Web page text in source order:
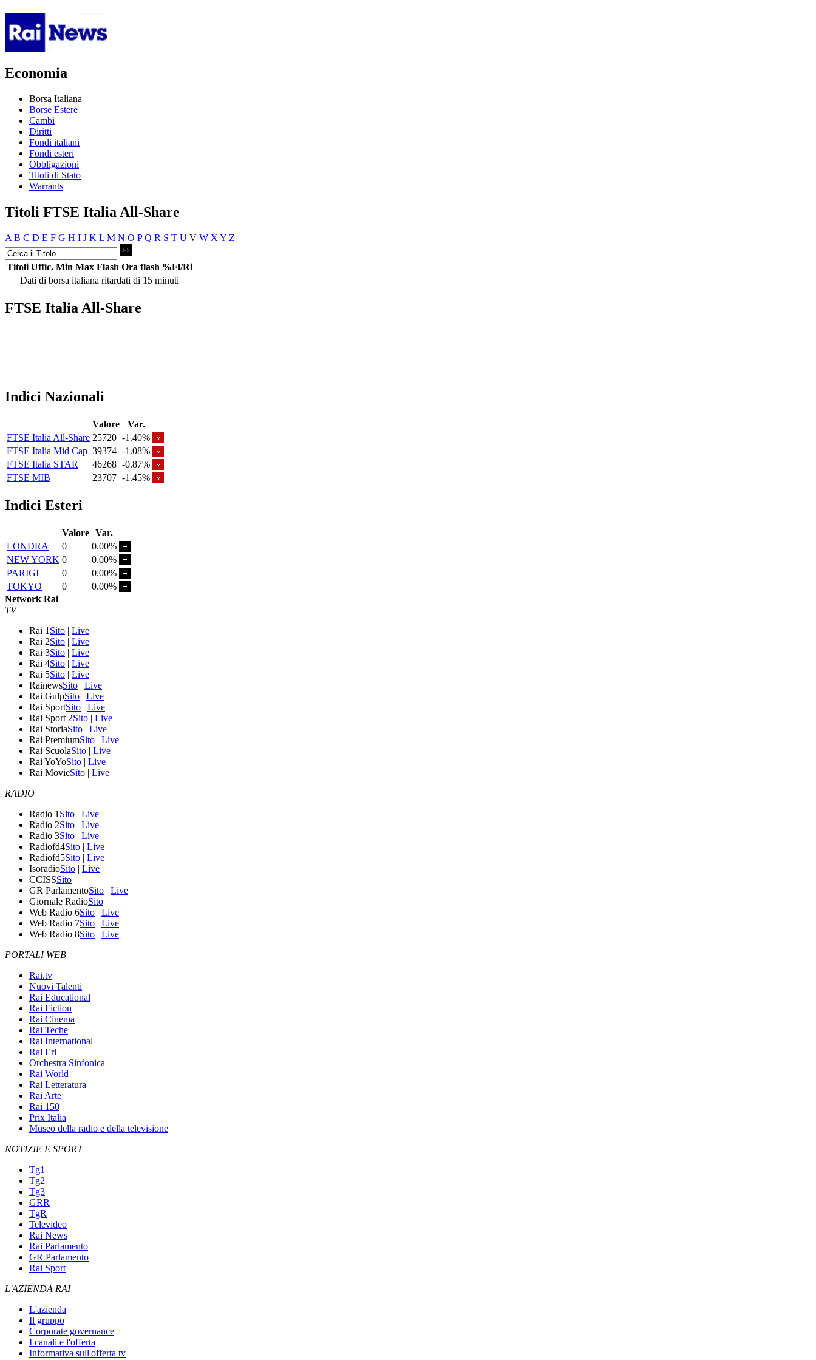
Economia
Borsa Italiana
Borse Estere
Cambi
Diritti
Fondi italiani
Fondi esteri
Obbligazioni
Titoli di Stato
Warrants
Titoli FTSE Italia All-Share
A B C D E F G H I J K L M N O P Q R S T U V W X Y Z
Titoli Uffic. Min Max Flash Ora flash %Fl/Ri
Dati di borsa italiana ritardati di 15 minuti
FTSE Italia All-Share
Indici Nazionali
Valore
Var.
FTSE Italia All-Share 25720 -1.40%
FTSE Italia Mid Cap 39374 -1.08%
FTSE Italia STAR
46268 -0.87%
FTSE MIB
23707 -1.45%
Indici Esteri
Valore Var.
LONDRA
0
0.00%
NEW YORK 0
0.00%
PARIGI
0
0.00%
TOKYO
0
0.00%
Network Rai
TV
Rai 1 Sito | Live
Rai 2Sito | Live
Rai 3Sito | Live
Rai 4Sito | Live
Rai 5Sito | Live
RainewsSito | Live
Rai GulpSito | Live
Rai SportSito | Live
Rai Sport 2Sito | Live
Rai StoriaSito | Live
Rai PremiumSito | Live
Rai ScuolaSito | Live
Rai YoYoSito | Live
Rai MovieSito | Live
RADIO
Radio 1 Sito | Live
Radio 2Sito | Live
Radio 3Sito | Live
Radiofd4Sito | Live
Radiofd5Sito | Live
IsoradioSito | Live
CCISSSito
GR ParlamentoSito | Live
Giornale RadioSito
Web Radio 6Sito | Live
Web Radio 7Sito | Live
Web Radio 8Sito | Live
PORTALI WEB
Rai.tv
Nuovi Talenti
Rai Educational
Rai Fiction
Rai Cinema
Rai Teche
Rai International
Rai Eri
Orchestra Sinfonica
Rai World
Rai Letteratura
Rai Arte
Rai 150
Prix Italia
Museo della radio e della televisione
NOTIZIE E SPORT
Tg1
Tg2
Tg3
GRR
TgR
Televideo
Rai News
Rai Parlamento
GR Parlamento
Rai Sport
L'AZIENDA RAI
L'azienda
Il gruppo
Corporate governance
I canali e l'offerta
Informativa sull'offerta tv